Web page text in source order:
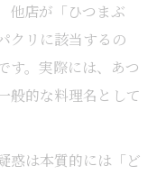
他店が「ひつまぶ
クリに該当するの
す。実際には、あつ
般的な料理名として
惑は本質的には「ど